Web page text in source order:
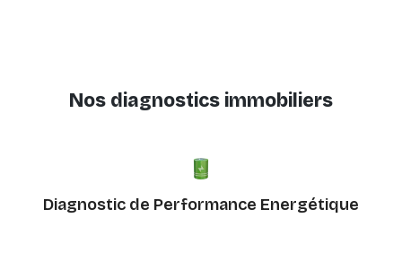
Nos diagnostics immobiliers
Diagnostic de Performance Energétique